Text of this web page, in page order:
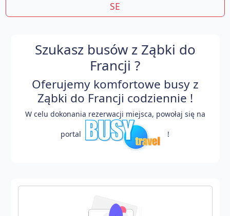
SE
Szukasz busów z Ząbki do
Francji ?
Oferujemy komfortowe busy z
Ząbki do Francji codziennie !
W celu dokonania rezerwacji miejsca, powołaj się na
portal !